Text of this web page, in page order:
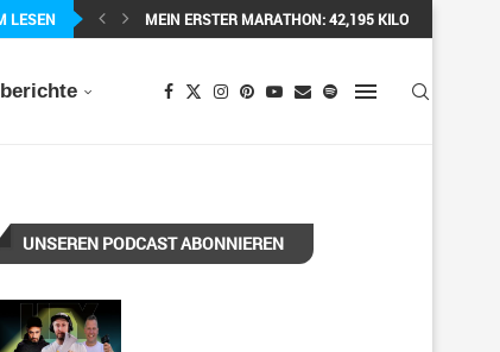
LESEN MEIN ERSTER MARATHON: 42,195 KILOMETER PURE
UNSEREN PODCAST ABONNIEREN